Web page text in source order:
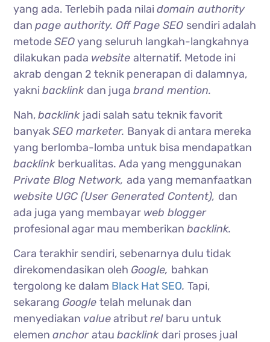
yang ada. Terlebih pada nilaidomain authority
danpage authority. Off Page SEO sendiri adalah
metodeSEOyang seluruh langkah-langkahnya
dilakukan pada websitealternatif. Metode ini
akrab dengan 2 teknik penerapan di dalamnya,
yaknibacklink dan jugabrand mention.
Nah,backlink jadi salah satu teknik favorit
banyakSEO marketer. Banyak di antara mereka
yang berlomba-lomba untuk bisa mendapatkan
backlink berkualitas. Ada yang menggunakan
Private Blog Network,ada yang memanfaatkan
website UGC (User Generated Content), dan
ada juga yang membayar web blogger
profesional agar mau memberikanbacklink.
Cara terakhir sendiri, sebenarnya dulu tidak
direkomendasikan oleh Google, bahkan
tergolong ke dalam Black Hat SEO.Tapi,
sekarang Googletelah melunak dan
menyediakan valueatributrel baru untuk
elemenanchorataubacklink dari proses jual